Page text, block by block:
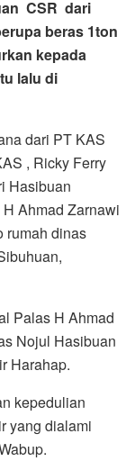
CSR dari
beras 1ton
kepada
lalu di
dari PT KAS
, Ricky Ferry
Hasibuan
Ahmad Zarnawi
rumah dinas
Palas H Ahmad
Nojul Hasibuan
Harahap.
kepedulian
yang dialami